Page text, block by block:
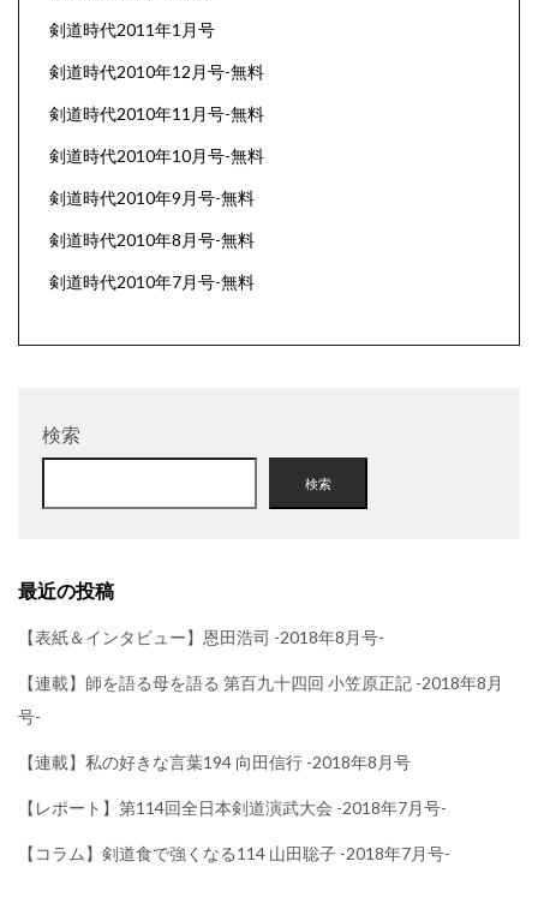
剣道時代2011年1月号
剣道時代2010年12月号-無料
剣道時代2010年11月号-無料
剣道時代2010年10月号-無料
剣道時代2010年9月号-無料
剣道時代2010年8月号-無料
剣道時代2010年7月号-無料
検索
検索
最近の投稿
【表紙＆インタビュー】恩田浩司 -2018年8月号-
【連載】師を語る母を語る 第百九十四回 小笠原正記 -2018年8月
号-
【連載】私の好きな言葉194 向田信行 -2018年8月号
【レポート】第114回全日本剣道演武大会 -2018年7月号-
【コラム】剣道食で強くなる114 山田聡子 -2018年7月号-